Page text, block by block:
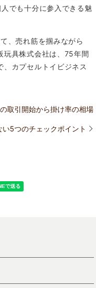
でも十分に参入できる魅
、売れ筋を掴みながら
玩具株式会社は、75年間
カプセルトイビジネス
取引開始から掛け率の相場
5つのチェックポイント